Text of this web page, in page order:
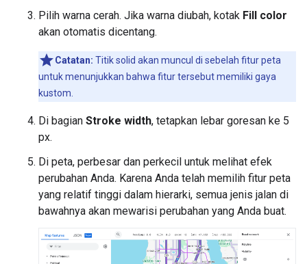
Pilih warna cerah. Jika warna diubah, kotak Fill color
akan otomatis dicentang.
Catatan: Titik solid akan muncul di sebelah fitur peta
untuk menunjukkan bahwa fitur tersebut memiliki gaya
kustom.
Di bagian Stroke width, tetapkan lebar goresan ke 5
px.
Di peta, perbesar dan perkecil untuk melihat efek
perubahan Anda. Karena Anda telah memilih fitur peta
yang relatif tinggi dalam hierarki, semua jenis jalan di
bawahnya akan mewarisi perubahan yang Anda buat.